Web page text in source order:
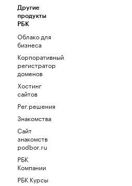
Другие
продукты
РБК
Облако для
бизнеса
Корпоративный
регистратор
доменов
Хостинг
сайтов
Рег.решения
Знакомства
Сайт
знакомств
podbor.ru
РБК
Компании
РБК Курсы